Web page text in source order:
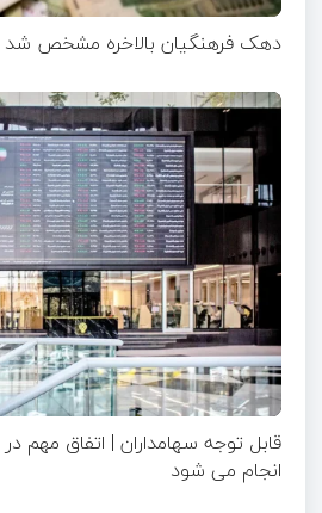
دهک فرهنگیان بالاخره مشخص شد
قابل توجه سهامداران | اتفاق مهم
انجام می شود